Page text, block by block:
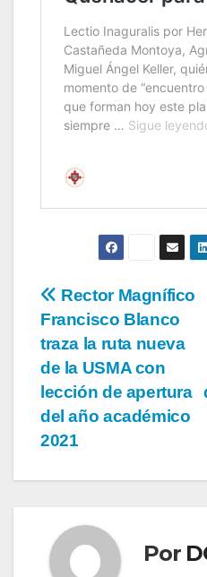
Rector Magnífico
Francisco Blanco
traza la ruta nueva
de la USMA con
lección de apertura
del año académico
2021
Por